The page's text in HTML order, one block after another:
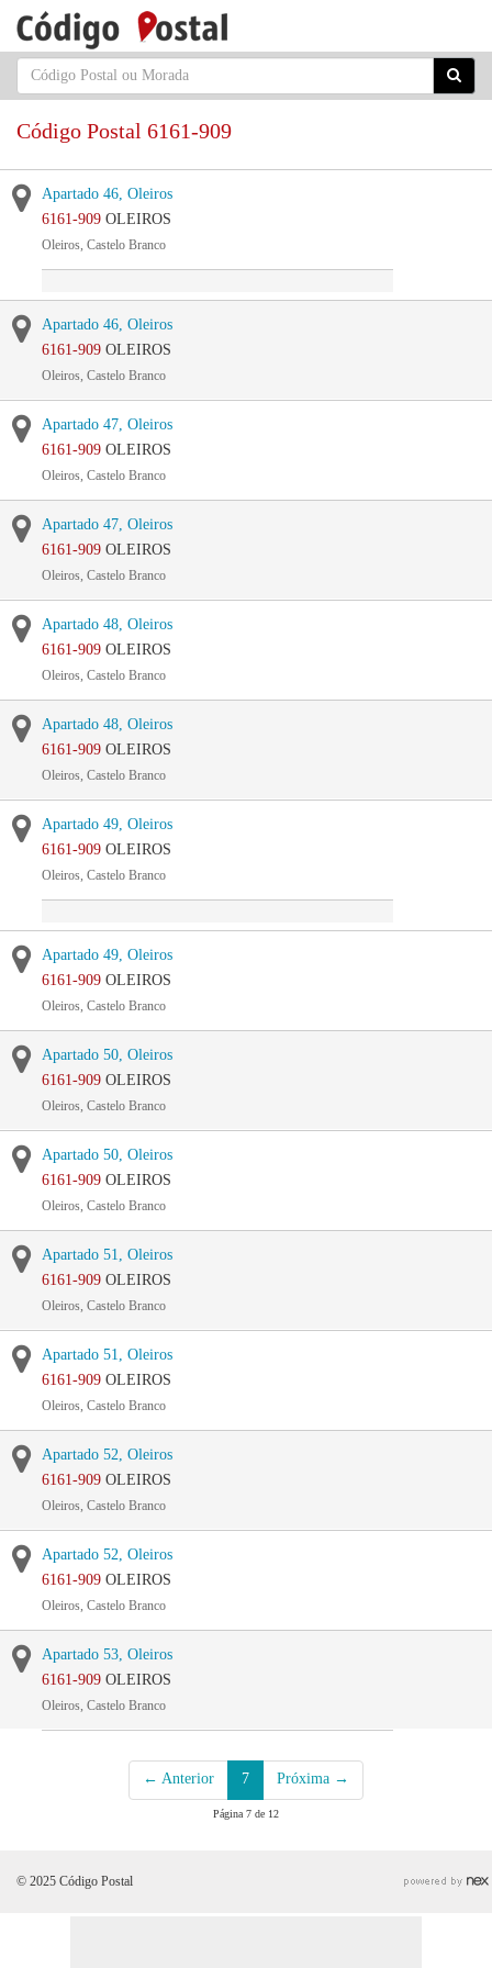
Código Postal 6161-909
Apartado 46, Oleiros
6161-909 OLEIROS
Oleiros, Castelo Branco
Apartado 46, Oleiros
6161-909 OLEIROS
Oleiros, Castelo Branco
Apartado 47, Oleiros
6161-909 OLEIROS
Oleiros, Castelo Branco
Apartado 47, Oleiros
6161-909 OLEIROS
Oleiros, Castelo Branco
Apartado 48, Oleiros
6161-909 OLEIROS
Oleiros, Castelo Branco
Apartado 48, Oleiros
6161-909 OLEIROS
Oleiros, Castelo Branco
Apartado 49, Oleiros
6161-909 OLEIROS
Oleiros, Castelo Branco
Apartado 49, Oleiros
6161-909 OLEIROS
Oleiros, Castelo Branco
Apartado 50, Oleiros
6161-909 OLEIROS
Oleiros, Castelo Branco
Apartado 50, Oleiros
6161-909 OLEIROS
Oleiros, Castelo Branco
Apartado 51, Oleiros
6161-909 OLEIROS
Oleiros, Castelo Branco
Apartado 51, Oleiros
6161-909 OLEIROS
Oleiros, Castelo Branco
Apartado 52, Oleiros
6161-909 OLEIROS
Oleiros, Castelo Branco
Apartado 52, Oleiros
6161-909 OLEIROS
Oleiros, Castelo Branco
Apartado 53, Oleiros
6161-909 OLEIROS
Oleiros, Castelo Branco
← Anterior 7 Próxima →
Página 7 de 12
© 2025 Código Postal